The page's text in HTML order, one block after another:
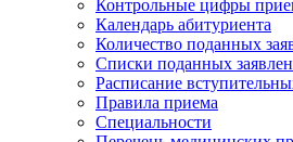
Контрольные цифры
Календарь абитуриента
Количество поданных
Списки поданных
Расписание
Правила приема
Специальности